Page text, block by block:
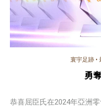
寰宇足跡 •
勇
恭喜屈臣氏在2024年亞洲